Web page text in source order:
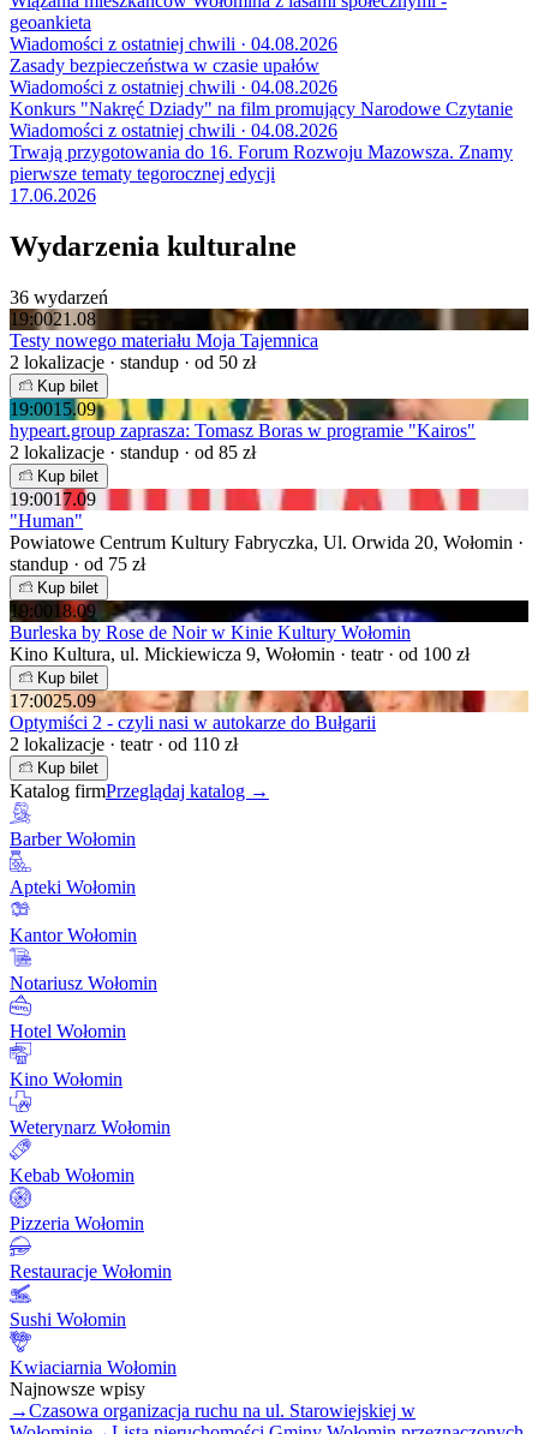
geoankieta
Wiadomości z ostatniej chwili · 04.08.2026
Zasady bezpieczeństwa w czasie upałów
Wiadomości z ostatniej chwili · 04.08.2026
Konkurs "Nakręć Dziady" na film promujący Narodowe Czytanie
Wiadomości z ostatniej chwili · 04.08.2026
Trwają przygotowania do 16. Forum Rozwoju Mazowsza. Znamy
pierwsze tematy tegorocznej edycji
17.06.2026
Wydarzenia kulturalne
36 wydarzeń
19:0021.08
Testy nowego materiału Moja Tajemnica
2 lokalizacje · standup · od 50 zł
Kup bilet
19:0015.09
hypeart.group zaprasza: Tomasz Boras w programie "Kairos"
2 lokalizacje · standup · od 85 zł
Kup bilet
19:0017.09
"Human"
Powiatowe Centrum Kultury Fabryczka, Ul. Orwida 20, Wołomin ·
standup · od 75 zł
Kup bilet
19:00 18.09
Burleska by Rose de Noir w Kinie Kultury Wołomin
Kino Kultura, ul. Mickiewicza 9, Wołomin · teatr · od 100 zł
Kup bilet
17:0025.09
Optymiści 2 - czyli nasi w autokarze do Bułgarii
2 lokalizacje · teatr · od 110 zł
Kup bilet
Katalog firmPrzeglądaj katalog →
Barber Wołomin
Apteki Wołomin
Kantor Wołomin
Notariusz Wołomin
Hotel Wołomin
Kino Wołomin
Weterynarz Wołomin
Kebab Wołomin
Pizzeria Wołomin
Restauracje Wołomin
Sushi Wołomin
Kwiaciarnia Wołomin
Najnowsze wpisy
→Czasowa organizacja ruchu na ul. Starowiejskiej w